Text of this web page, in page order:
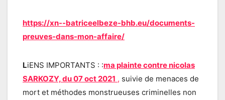
https://xn--batriceelbeze-bhb.eu/documents-
preuves-dans-mon-affaire/
LiENS IMPORTANTS : :ma plainte contre nicolas
SARKOZY, du 07 oct 2021 , suivie de menaces de
mort et méthodes monstrueuses criminelles non